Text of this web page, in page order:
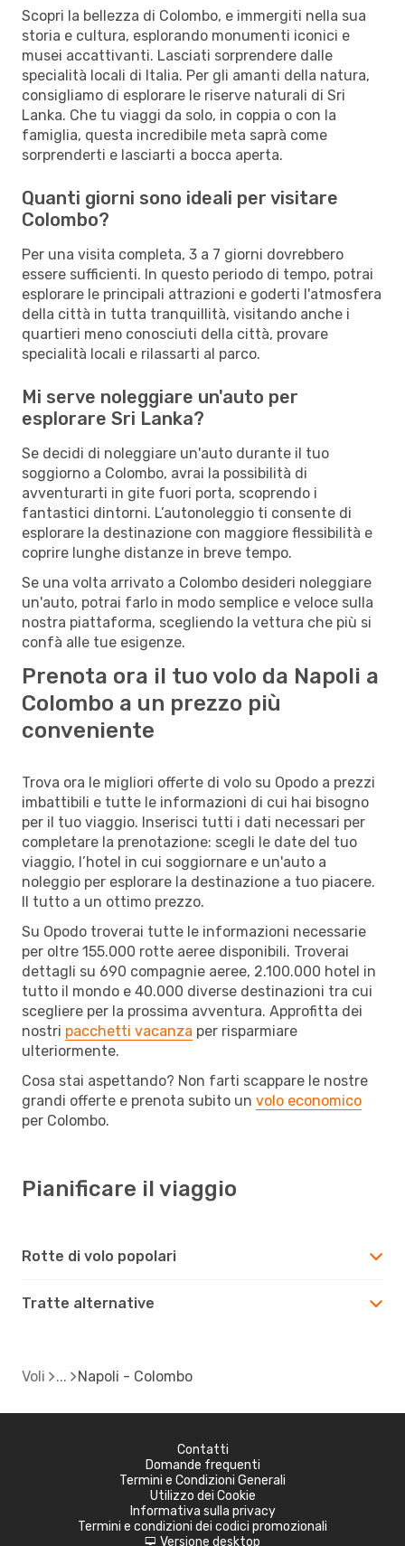
Scopri la bellezza di Colombo, e immergiti nella sua
storia e cultura, esplorando monumenti iconici e
musei accattivanti. Lasciati sorprendere dalle
specialità locali di Italia. Per gli amanti della natura,
consigliamo di esplorare le riserve naturali di Sri
Lanka. Che tu viaggi da solo, in coppia o con la
famiglia, questa incredibile meta saprà come
sorprenderti e lasciarti a bocca aperta.
Quanti giorni sono ideali per visitare
Colombo?
Per una visita completa, 3 a 7 giorni dovrebbero
essere sufficienti. In questo periodo di tempo, potrai
esplorare le principali attrazioni e goderti l'atmosfera
della città in tutta tranquillità, visitando anche i
quartieri meno conosciuti della città, provare
specialità locali e rilassarti al parco.
Mi serve noleggiare un'auto per
esplorare Sri Lanka?
Se decidi di noleggiare un'auto durante il tuo
soggiorno a Colombo, avrai la possibilità di
avventurarti in gite fuori porta, scoprendo i
fantastici dintorni. L’autonoleggio ti consente di
esplorare la destinazione con maggiore flessibilità e
coprire lunghe distanze in breve tempo.
Se una volta arrivato a Colombo desideri noleggiare
un'auto, potrai farlo in modo semplice e veloce sulla
nostra piattaforma, scegliendo la vettura che più si
confà alle tue esigenze.
Prenota ora il tuo volo da Napoli a
Colombo a un prezzo più
conveniente
Trova ora le migliori offerte di volo su Opodo a prezzi
imbattibili e tutte le informazioni di cui hai bisogno
per il tuo viaggio. Inserisci tutti i dati necessari per
completare la prenotazione: scegli le date del tuo
viaggio, l’hotel in cui soggiornare e un'auto a
noleggio per esplorare la destinazione a tuo piacere.
Il tutto a un ottimo prezzo.
Su Opodo troverai tutte le informazioni necessarie
per oltre 155.000 rotte aeree disponibili. Troverai
dettagli su 690 compagnie aeree, 2.100.000 hotel in
tutto il mondo e 40.000 diverse destinazioni tra cui
scegliere per la prossima avventura. Approfitta dei
nostri pacchetti vacanza per risparmiare
ulteriormente.
Cosa stai aspettando? Non farti scappare le nostre
grandi offerte e prenota subito un volo economico
per Colombo.
Pianificare il viaggio
Rotte di volo popolari
Tratte alternative
Voli Napoli - Colombo
Contatti
Domande frequenti
Termini e Condizioni Generali
Utilizzo dei Cookie
Informativa sulla privacy
Termini e condizioni dei codici promozionali
d Versione desktop